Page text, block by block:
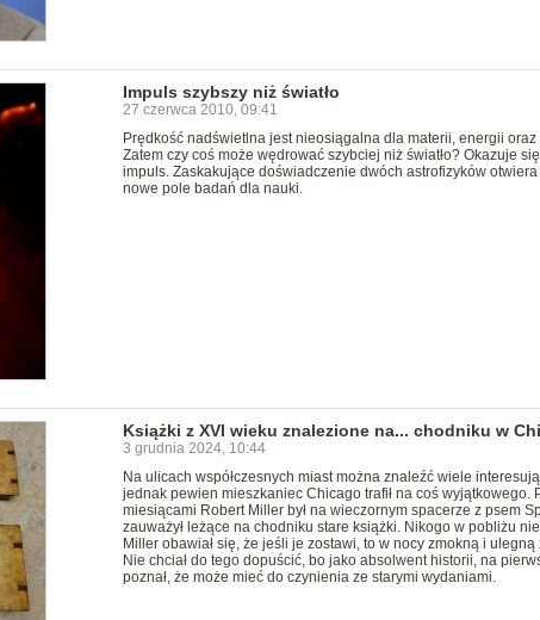
Impuls szybszy niż światło
27 czerwca 2010, 09:41
Prędkość nadświetlna jest nieosiągalna dla materii, energii oraz
Zatem czy coś może wędrować szybciej niż światło? Okazuje
impuls. Zaskakujące doświadczenie dwóch astrofizyków otwiera
nowe pole badań dla nauki.
Książki z XVI wieku znalezione na... chodniku w
3 grudnia 2024, 10:44
Na ulicach współczesnych miast można znaleźć wiele
jednak pewien mieszkaniec Chicago trafił na coś wyjątkowego.
miesiącami Robert Miller był na wieczornym spacerze z psem
zauważył leżące na chodniku stare książki. Nikogo w pobliżu nie
Miller obawiał się, że jeśli je zostawi, to w nocy zmokną i ulegną
Nie chciał do tego dopuścić, bo jako absolwent historii, na
poznał, że może mieć do czynienia ze starymi wydaniami.